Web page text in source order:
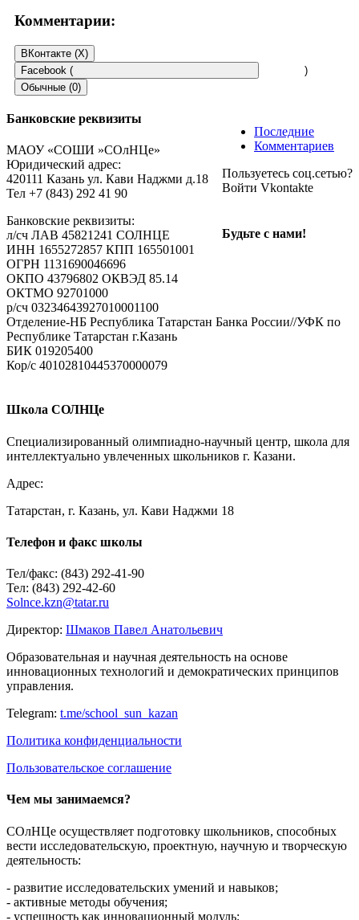
Комментарии:
ВКонтакте (X)
Facebook (
)
Обычные (0)
Пользуетесь соц.сетью?
Войти Vkontakte
Ваш e-mail не будет опубликован.
помечены*
Комментарий
Сайт
Последние
Комментариев
Пользуетесь соц.сетью?
Войти Vkontakte
Будьте с нами!
Банковские реквизиты
МАОУ «СОШИ »СОлНЦе»
Юридический адрес:
420111 Казань ул. Кави Наджми д.18
Тел +7 (843) 292 41 90
Банковские реквизиты:
л/сч ЛАВ 45821241 СОЛНЦЕ
ИНН 1655272857 КПП 165501001
ОГРН 1131690046696
ОКПО 43796802 ОКВЭД 85.14
ОКТМО 92701000
р/cч 03234643927010001100
Отделение-НБ Республика Татарстан Банка России//УФК по
Республике Татарстан г.Казань
БИК 019205400
Кор/с 40102810445370000079
Школа СОЛНЦе
Специализированный олимпиадно-научный центр, школа для
интеллектуально увлеченных школьников г. Казани.
Адрес:
Татарстан, г. Казань, ул. Кави Наджми 18
Телефон и факс школы
Тел/факс: (843) 292-41-90
Тел: (843) 292-42-60
Solnce.kzn@tatar.ru
Директор: Шмаков Павел Анатольевич
Образовательная и научная деятельность на основе
инновационных технологий и демократических принципов
управления.
Telegram: t.me/school_sun_kazan
Политика конфиденциальности
Пользовательское соглашение
Чем мы занимаемся?
СОлНЦе осуществляет подготовку школьников, способных
вести исследовательскую, проектную, научную и творческую
деятельность:
- развитие исследовательских умений и навыков;
- активные методы обучения;
- успешность как инновационный модуль;